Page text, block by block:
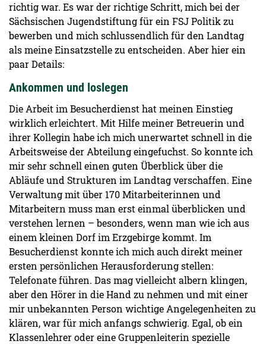
richtig war. Es war der richtige Schritt, mich bei der
Sächsischen Jugendstiftung für ein FSJ Politik zu
bewerben und mich schlussendlich für den Landtag
als meine Einsatzstelle zu entscheiden. Aber hier ein
paar Details:
Ankommen und loslegen
Die Arbeit im Besucherdienst hat meinen Einstieg
wirklich erleichtert. Mit Hilfe meiner Betreuerin und
ihrer Kollegin habe ich mich unerwartet schnell in die
Arbeitsweise der Abteilung eingefuchst. So konnte ich
mir sehr schnell einen guten Überblick über die
Abläufe und Strukturen im Landtag verschaffen. Eine
Verwaltung mit über 170 Mitarbeiterinnen und
Mitarbeitern muss man erst einmal überblicken und
verstehen lernen – besonders, wenn man wie ich aus
einem kleinen Dorf im Erzgebirge kommt. Im
Besucherdienst konnte ich mich auch direkt meiner
ersten persönlichen Herausforderung stellen:
Telefonate führen. Das mag vielleicht albern klingen,
aber den Hörer in die Hand zu nehmen und mit einer
mir unbekannten Person wichtige Angelegenheiten zu
klären, war für mich anfangs schwierig. Egal, ob ein
Klassenlehrer oder eine Gruppenleiterin spezielle